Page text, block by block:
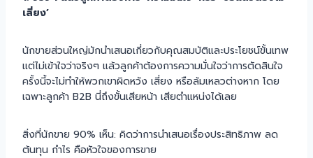
เสี่ยง’
นักขายส่วนใหญ่มักนำเสนอเกี่ยวกับคุณสมบัติและประโยชน์ขั้นเทพ
แต่ไม่เข้าใจว่าจริงๆ แล้วลูกค้าต้องการความมั่นใจว่าการตัดสินใจ
ครั้งนี้จะไม่ทำให้พวกเขาผิดหวัง เสี่ยง หรือล้มเหลวต่างหาก โดย
เฉพาะลูกค้า B2B นี่ถึงขั้นเสียหน้า เสียตำแหน่งได้เลย
สิ่งที่นักขาย 90% เห็น: คิดว่าการนำเสนอเรื่องประสิทธิภาพ ลด
ต้นทุน กำไร คือหัวใจของการขาย